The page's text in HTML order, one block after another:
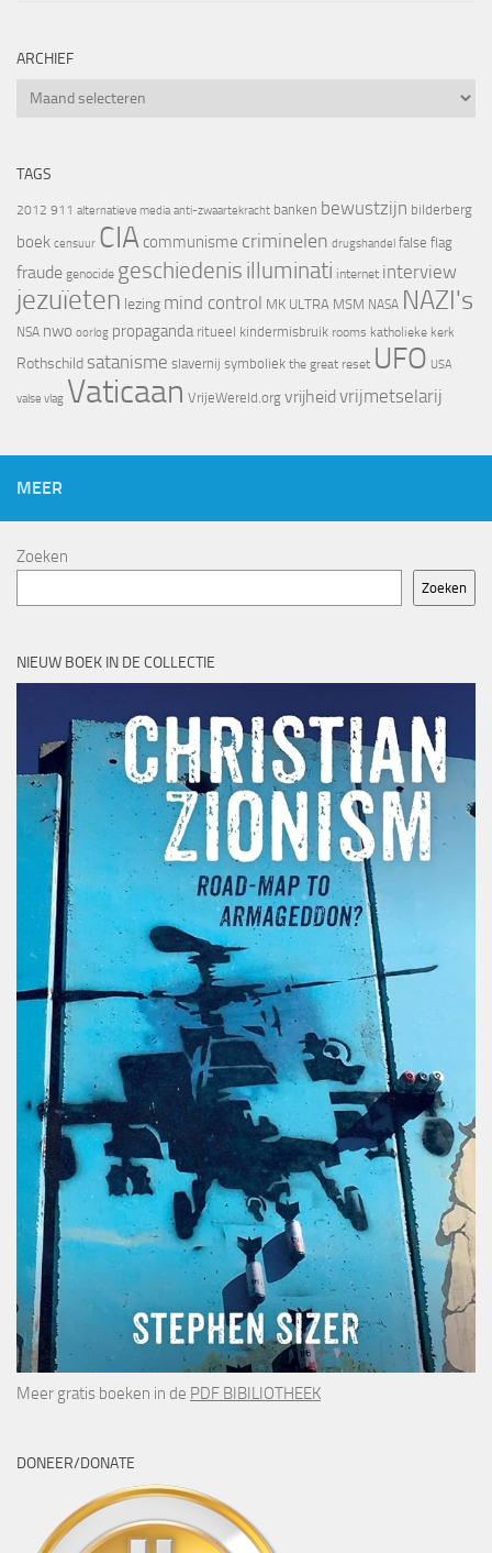
ARCHIEF
Archief
TAGS
2012 911 alternatieve media anti-zwaartekracht banken bewustzijn bilderberg
boek censuur CIA communisme criminelen drugshandel false flag
fraude genocide geschiedenis illuminati internet interview
jezuïeten lezing mind control MK ULTRA MSM NASA NAZI's
NSA nwo oorlog propaganda ritueel kindermisbruik rooms katholieke kerk
Rothschild satanisme slavernij symboliek the great reset UFO USA
valse vlag Vaticaan VrijeWereld.org vrijheid vrijmetselarij
MEER
Zoeken
Zoeken
NIEUW BOEK IN DE COLLECTIE
Meer gratis boeken in de PDF BIBILIOTHEEK
DONEER/DONATE